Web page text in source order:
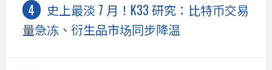
史上最淡 7 月！K33 研究：比特币交易
量急冻、衍生品市场同步降温